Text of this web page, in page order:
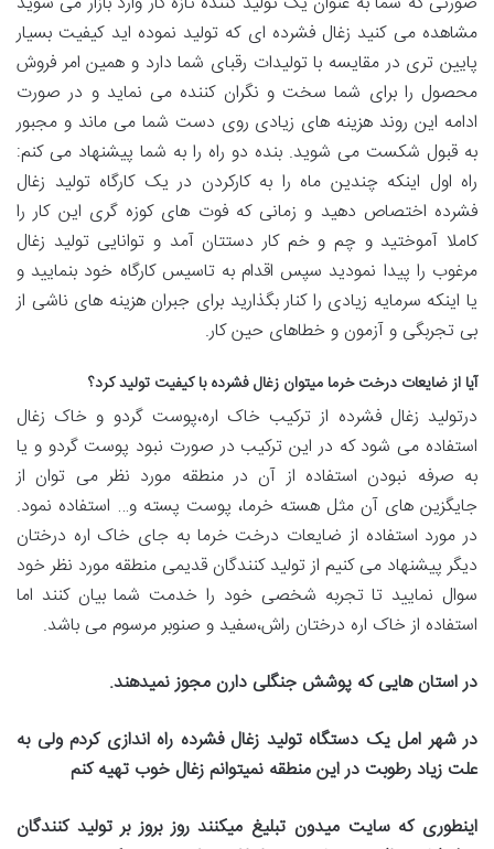
مشاهده می کنید زغال فشرده ای که تولید نموده اید کیفیت بسیار
پایین تری در مقایسه با تولیدات رقبای شما دارد و همین امر فروش
محصول را برای شما سخت و نگران کننده می نماید و در صورت
ادامه این روند هزینه های زیادی روی دست شما می ماند و مجبور
به قبول شکست می شوید. بنده دو راه را به شما پیشنهاد می کنم:
راه اول اینکه چندین ماه را به کارکردن در یک کارگاه تولید زغال
فشرده اختصاص دهید و زمانی که فوت های کوزه گری این کار را
کاملا آموختید و چم و خم کار دستتان آمد و توانایی تولید زغال
مرغوب را پیدا نمودید سپس اقدام به تاسیس کارگاه خود بنمایید و
یا اینکه سرمایه زیادی را کنار بگذارید برای جبران هزینه های ناشی از
بی تجربگی و آزمون و خطاهای حین کار.
آیا از ضایعات درخت خرما میتوان زغال فشرده با کیفیت تولید کرد؟
درتولید زغال فشرده از ترکیب خاک اره،پوست گردو و خاک زغال
استفاده می شود که در این ترکیب در صورت نبود پوست گردو و یا
به صرفه نبودن استفاده از آن در منطقه مورد نظر می توان از
جایگزین های آن مثل هسته خرما، پوست پسته و… استفاده نمود.
در مورد استفاده از ضایعات درخت خرما به جای خاک اره درختان
دیگر پیشنهاد می کنیم از تولید کنندگان قدیمی منطقه مورد نظر خود
سوال نمایید تا تجربه شخصی خود را خدمت شما بیان کنند اما
استفاده از خاک اره درختان راش،سفید و صنوبر مرسوم می باشد.
در استان هایی که پوشش جنگلی دارن مجوز نمیدهند.
در شهر امل یک دستگاه تولید زغال فشرده راه اندازی کردم ولی به
علت زیاد رطوبت در این منطقه نمیتوانم زغال خوب تهیه کنم
اینطوری که سایت میدون تبلیغ میکنند روز بروز بر تولید کنندگان